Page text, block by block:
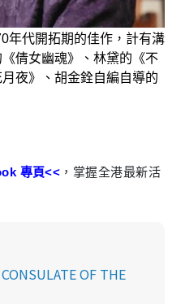
年代開拓期的佳作，計有溝
《倩女幽魂》、林黛的 《不
夜》、胡金銓自編自導的
專頁<< ，掌握全港最新活
OF THE